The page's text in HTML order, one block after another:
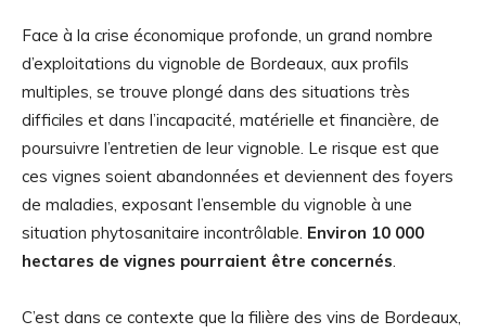
Face à la crise économique profonde, un grand nombre
d’exploitations du vignoble de Bordeaux, aux profils
multiples, se trouve plongé dans des situations très
difficiles et dans l’incapacité, matérielle et financière, de
poursuivre l’entretien de leur vignoble. Le risque est que
ces vignes soient abandonnées et deviennent des foyers
de maladies, exposant l’ensemble du vignoble à une
situation phytosanitaire incontrôlable. Environ 10 000
hectares de vignes pourraient être concernés.
C’est dans ce contexte que la filière des vins de Bordeaux,